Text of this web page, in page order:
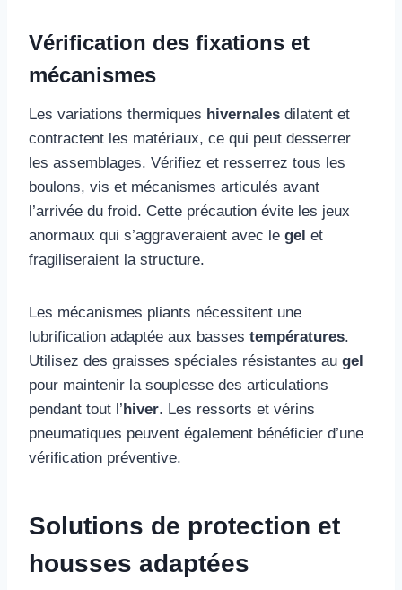
Vérification des fixations et
mécanismes
Les variations thermiques hivernales dilatent et
contractent les matériaux, ce qui peut desserrer
les assemblages. Vérifiez et resserrez tous les
boulons, vis et mécanismes articulés avant
l’arrivée du froid. Cette précaution évite les jeux
anormaux qui s’aggraveraient avec le gel et
fragiliseraient la structure.
Les mécanismes pliants nécessitent une
lubrification adaptée aux basses températures.
Utilisez des graisses spéciales résistantes au gel
pour maintenir la souplesse des articulations
pendant tout l’ hiver. Les ressorts et vérins
pneumatiques peuvent également bénéficier d’une
vérification préventive.
Solutions de protection et
housses adaptées